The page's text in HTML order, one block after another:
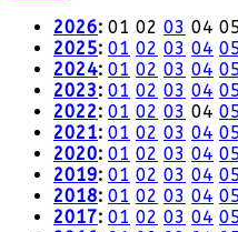
2026: 01 02 03 04
2025: 01 02 03 04
2024: 01 02 03 04
2023: 01 02 03 04
2022: 01 02 03 04
2021: 01 02 03 04
2020: 01 02 03 04
2019: 01 02 03 04
2018: 01 02 03 04
2017: 01 02 03 04